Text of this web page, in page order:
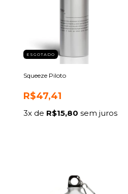
ESGOTADO
Squeeze Piloto
R$47,41
3x de R$15,80 sem juros